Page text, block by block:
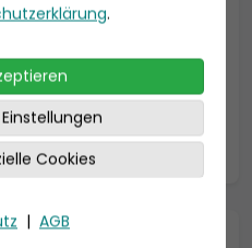
.
Cookies
| AGB